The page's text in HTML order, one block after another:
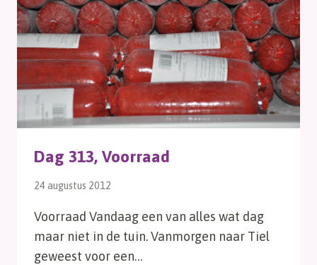
Dag 313, Voorraad
24 augustus 2012
Voorraad Vandaag een van alles wat dag
maar niet in de tuin. Vanmorgen naar Tiel
geweest voor een…